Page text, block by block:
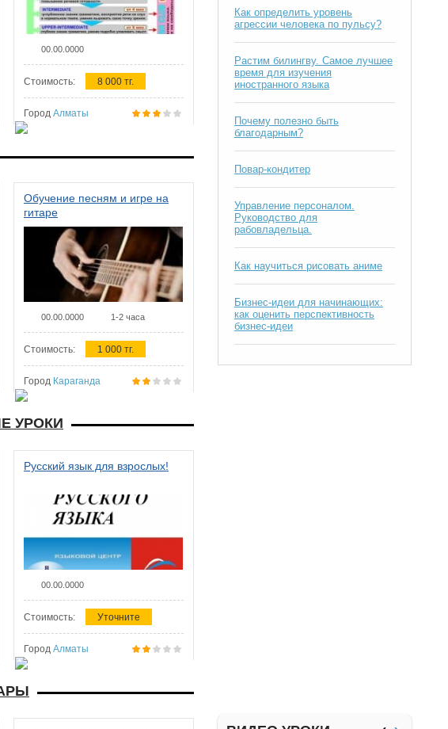
00.00.0000
Стоимость: 8 000 тг.
Город Алматы
Обучение песням и игре на
гитаре
00.00.0000 1-2 часа
Стоимость: 1 000 тг.
Город Караганда
УРОКИ
Русский язык для взрослых!
00.00.0000
Стоимость: Уточните
Город Алматы
Как определить уровень
агрессии человека по пульсу?
Растим билингву. Самое лучшее
время для изучения
иностранного языка
Почему полезно быть
благодарным?
Повар-кондитер
Управление персоналом.
Руководство для
рабовладельца.
Как научиться рисовать аниме
Бизнес-идеи для начинающих:
как оценить перспективность
бизнес-идеи